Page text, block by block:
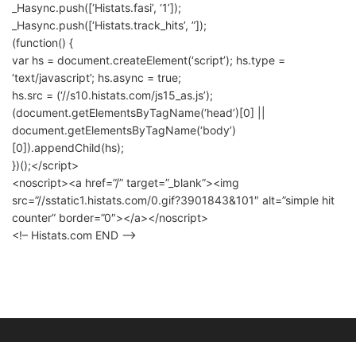
_Hasync.push([‘Histats.fasi’, ‘1’]);
_Hasync.push([‘Histats.track_hits’, ”]);
(function() {
var hs = document.createElement(‘script’); hs.type =
‘text/javascript’; hs.async = true;
hs.src = (‘//s10.histats.com/js15_as.js’);
(document.getElementsByTagName(‘head’)[0] ||
document.getElementsByTagName(‘body’)
[0]).appendChild(hs);
})();</script>
<noscript><a href=”/” target=”_blank”><img
src=”//sstatic1.histats.com/0.gif?3901843&101″ alt=”simple hit
counter” border=”0″></a></noscript>
<!– Histats.com END –>